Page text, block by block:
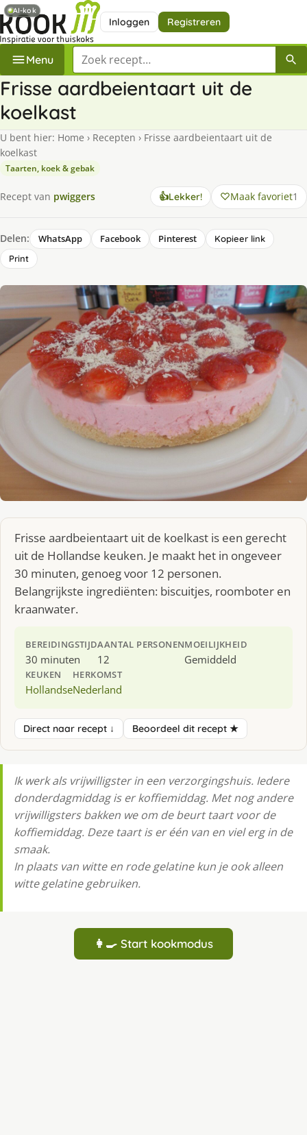
Inloggen Registreren
Menu Zoek een recept
Frisse aardbeientaart uit de
koelkast
U bent hier: Home › Recepten › Frisse aardbeientaart uit de
koelkast
Taarten, koek & gebak
Recept van pwiggers 👍Lekker! Maak favoriet1
Delen: WhatsApp Facebook Pinterest
Kopieer link
Print
Frisse aardbeientaart uit de koelkast is een gerecht
uit de Hollandse keuken. Je maakt het in ongeveer
30 minuten, genoeg voor 12 personen.
Belangrijkste ingrediënten: biscuitjes, roomboter en
kraanwater.
BEREIDINGSTIJD
30 minuten
AANTAL PERSONEN
12
MOEILIJKHEID
Gemiddeld
KEUKEN
Hollandse
HERKOMST
Nederland
Direct naar recept ↓ Beoordeel dit recept ★
Ik werk als vrijwilligster in een verzorgingshuis. Iedere
donderdagmiddag is er koffiemiddag. Met nog andere
vrijwilligsters bakken we om de beurt taart voor de
koffiemiddag. Deze taart is er één van en viel erg in de
smaak.
In plaats van witte en rode gelatine kun je ook alleen
witte gelatine gebruiken.
👩‍🍳 Start kookmodus
AI-kok